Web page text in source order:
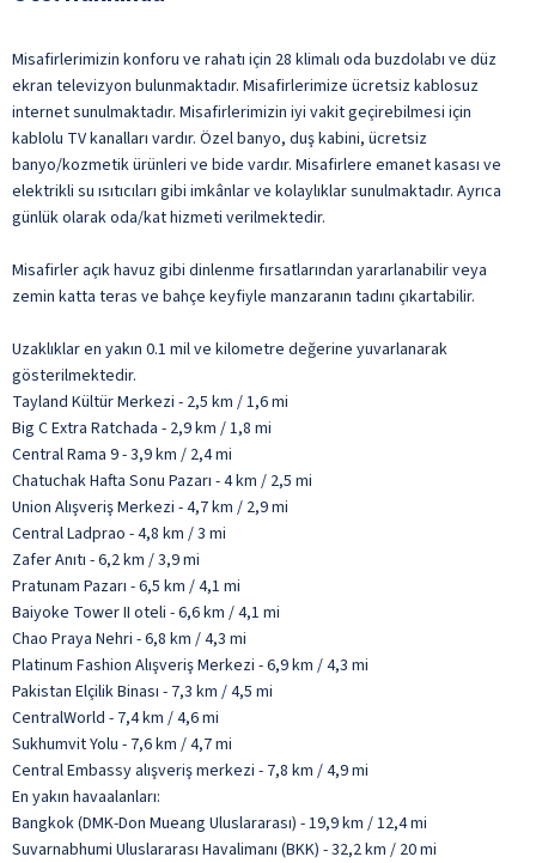
Misafirlerimizin konforu ve rahatı için 28 klimalı oda buzdolabı ve düz
ekran televizyon bulunmaktadır. Misafirlerimize ücretsiz kablosuz
internet sunulmaktadır. Misafirlerimizin iyi vakit geçirebilmesi için
kablolu TV kanalları vardır. Özel banyo, duş kabini, ücretsiz
banyo/kozmetik ürünleri ve bide vardır. Misafirlere emanet kasası ve
elektrikli su ısıtıcıları gibi imkânlar ve kolaylıklar sunulmaktadır. Ayrıca
günlük olarak oda/kat hizmeti verilmektedir.
Misafirler açık havuz gibi dinlenme fırsatlarından yararlanabilir veya
zemin katta teras ve bahçe keyfiyle manzaranın tadını çıkartabilir.
Uzaklıklar en yakın 0.1 mil ve kilometre değerine yuvarlanarak
gösterilmektedir.
Tayland Kültür Merkezi - 2,5 km / 1,6 mi
Big C Extra Ratchada - 2,9 km / 1,8 mi
Central Rama 9 - 3,9 km / 2,4 mi
Chatuchak Hafta Sonu Pazarı - 4 km / 2,5 mi
Union Alışveriş Merkezi - 4,7 km / 2,9 mi
Central Ladprao - 4,8 km / 3 mi
Zafer Anıtı - 6,2 km / 3,9 mi
Pratunam Pazarı - 6,5 km / 4,1 mi
Baiyoke Tower II oteli - 6,6 km / 4,1 mi
Chao Praya Nehri - 6,8 km / 4,3 mi
Platinum Fashion Alışveriş Merkezi - 6,9 km / 4,3 mi
Pakistan Elçilik Binası - 7,3 km / 4,5 mi
CentralWorld - 7,4 km / 4,6 mi
Sukhumvit Yolu - 7,6 km / 4,7 mi
Central Embassy alışveriş merkezi - 7,8 km / 4,9 mi
En yakın havaalanları:
Bangkok (DMK-Don Mueang Uluslararası) - 19,9 km / 12,4 mi
Suvarnabhumi Uluslararası Havalimanı (BKK) - 32,2 km / 20 mi